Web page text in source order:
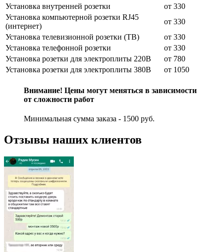
Установка внутренней розетки
от 330
Установка компьютерной розетки RJ45
(интернет)
от 330
Установка телевизионной розетки (ТВ)
от 330
Установка телефонной розетки
от 330
Установка розетки для электроплиты 220В
от 780
Установка розетки для электроплиты 380В
от 1050
Внимание! Цены могут меняться в зависимости
от сложности работ
Минимальная сумма заказа - 1500 руб.
Отзывы наших клиентов